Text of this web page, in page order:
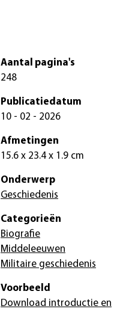
Aantal pagina's
248
Publicatiedatum
10 - 02 - 2026
Afmetingen
15.6 x 23.4 x 1.9 cm
Onderwerp
Geschiedenis
Categorieën
Biografie
Middeleeuwen
Militaire geschiedenis
Voorbeeld
Download introductie en